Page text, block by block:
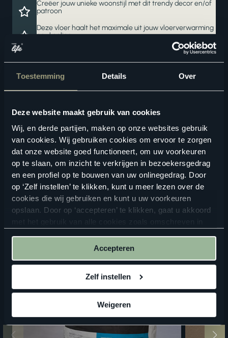
Toestemming Details Over
Deze website maakt gebruik van cookies
Wij, en derde partijen, maken op onze websites gebruik
van cookies. Wij gebruiken cookies om ervoor te zorgen
dat onze website goed functioneert, om uw voorkeuren
op te slaan, om inzicht te verkrijgen in bezoekersgedrag
en een profiel op te bouwen van uw onlinegedrag. Door
op ‘Zelf instellen’ te klikken, kunt u meer lezen over de
cookies die wij gebruiken en kunt u uw voorkeuren
opslaan. Door op ‘accepteren’ te klikken, gaat u akkoord
Accepteren
Zelf instellen
Weigeren
Creëer jouw unieke woonstijl met dit trendy decor en/of
patroon
Deze vloer haalt het maximale uit jouw vloerverwarming
en -koeling
Een waterbestendige vloer voor zorgeloos wooncomfort
Ook verkrijgbaar als complete traprenovatie in hetzelfde
Geschikte vloertoebehoren